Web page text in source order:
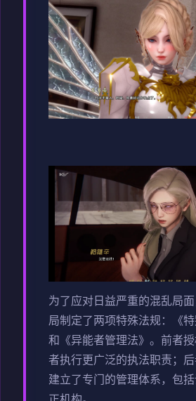
为了应对日益严重的混乱局
局制定了两项特殊法规：《特
和《异能者管理法》。前者
者执行更广泛的执法职责；
建立了专门的管理体系，包